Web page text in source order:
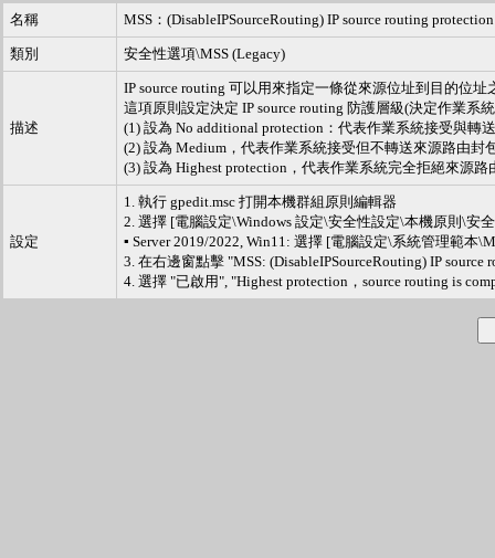
名稱 MSS：(DisableIPSourceRouting) IP source routing
類別 安全性選項\MSS (Legacy)
描述
IP source routing 可以用來指定一條從來源位址到目的位址
這項原則設定決定 IP source routing 防護層級(決定作業系
(1) 設為 No additional protection：代表作業系統接受與轉
(2) 設為 Medium，代表作業系統接受但不轉送來源路由封
(3) 設為 Highest protection，代表作業系統完全拒絕來源路
設定
1. 執行 gpedit.msc 打開本機群組原則編輯器
2. 選擇 [電腦設定\Windows 設定\安全性設定\本機原則\安
▪ Server 2019/2022, Win11: 選擇 [電腦設定\系統管理範本
3. 在右邊窗點擊 "MSS: (DisableIPSourceRouting) IP source
4. 選擇 "已啟用", "Highest protection，source routing is